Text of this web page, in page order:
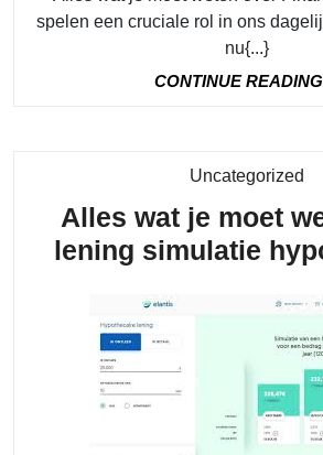
spelen een cruciale rol in ons
nu{...}
CONTINUE
Uncategorized
Alles wat je moet
lening simulatie